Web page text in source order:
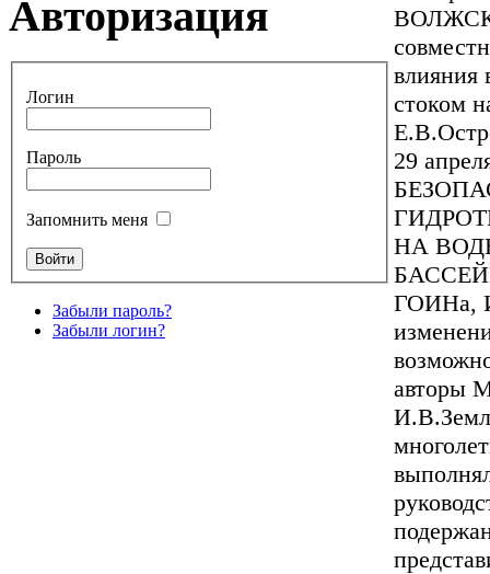
Авторизация
Логин
Пароль
Запомнить меня
Забыли пароль?
Забыли логин?
влияния
стоком
29
НА
ГОИНа,
авторы